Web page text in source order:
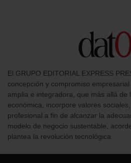
El GRUPO EDITORIAL EXPRESS
concepción y compromiso
amplia e integradora, que más allá de
económica, incorpore valores
profesional a fin de alcanzar la
modelo de negocio sustentable,
plantea la revolución tecnológica.